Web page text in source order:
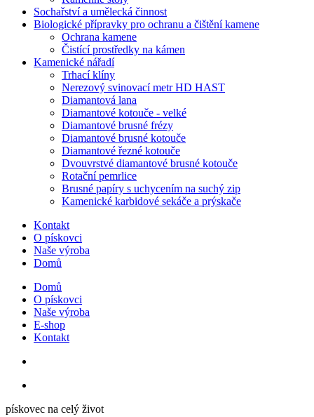
Sochařství a umělecká činnost
Biologické přípravky pro ochranu a čištění kamene
Ochrana kamene
Čistící prostředky na kámen
Kamenické nářadí
Trhací klíny
Nerezový svinovací metr HD HAST
Diamantová lana
Diamantové kotouče - velké
Diamantové brusné frézy
Diamantové brusné kotouče
Diamantové řezné kotouče
Dvouvrstvé diamantové brusné kotouče
Rotační pemrlice
Brusné papíry s uchycením na suchý zip
Kamenické karbidové sekáče a prýskače
Kontakt
O pískovci
Naše výroba
Domů
Domů
O pískovci
Naše výroba
E-shop
Kontakt
pískovec na celý život